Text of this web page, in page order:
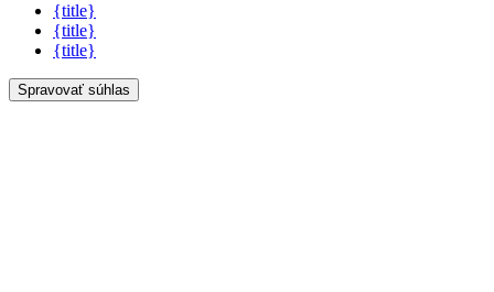
{title}
{title}
{title}
Spravovať súhlas